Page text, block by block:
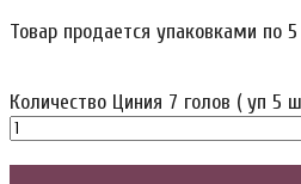
Товар продается упаковками по
Количество Циния 7 голов ( уп 5